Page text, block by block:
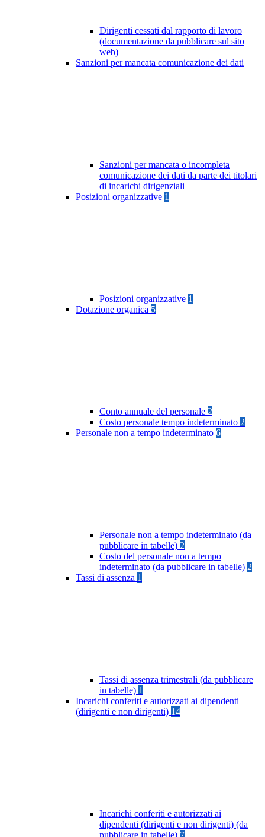
Dirigenti cessati dal rapporto di lavoro
(documentazione da pubblicare sul sito
web)
Sanzioni per mancata comunicazione dei dati
Sanzioni per mancata o incompleta
comunicazione dei dati da parte dei titolari
di incarichi dirigenziali
Posizioni organizzative 1
Posizioni organizzative 1
Dotazione organica 5
Conto annuale del personale 2
Costo personale tempo indeterminato 2
Personale non a tempo indeterminato 6
Personale non a tempo indeterminato (da
pubblicare in tabelle) 2
Costo del personale non a tempo
indeterminato (da pubblicare in tabelle) 2
Tassi di assenza 1
Tassi di assenza trimestrali (da pubblicare
in tabelle) 1
Incarichi conferiti e autorizzati ai dipendenti
(dirigenti e non dirigenti) 14
Incarichi conferiti e autorizzati ai
dipendenti (dirigenti e non dirigenti) (da